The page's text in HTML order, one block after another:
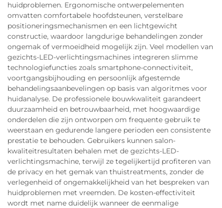
huidproblemen. Ergonomische ontwerpelementen
omvatten comfortabele hoofdsteunen, verstelbare
positioneringsmechanismen en een lichtgewicht
constructie, waardoor langdurige behandelingen zonder
ongemak of vermoeidheid mogelijk zijn. Veel modellen van
gezichts-LED-verlichtingsmachines integreren slimme
technologiefuncties zoals smartphone-connectiviteit,
voortgangsbijhouding en persoonlijk afgestemde
behandelingsaanbevelingen op basis van algoritmes voor
huidanalyse. De professionele bouwkwaliteit garandeert
duurzaamheid en betrouwbaarheid, met hoogwaardige
onderdelen die zijn ontworpen om frequente gebruik te
weerstaan en gedurende langere perioden een consistente
prestatie te behouden. Gebruikers kunnen salon-
kwaliteitresultaten behalen met de gezichts-LED-
verlichtingsmachine, terwijl ze tegelijkertijd profiteren van
de privacy en het gemak van thuistreatments, zonder de
verlegenheid of ongemakkelijkheid van het bespreken van
huidproblemen met vreemden. De kosten-effectiviteit
wordt met name duidelijk wanneer de eenmalige